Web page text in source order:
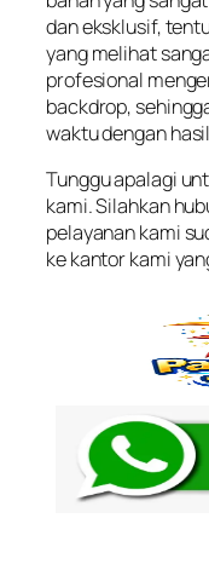
dan eksklusif,
yang melihat
profesional
backdrop,
waktu dengan
Tunggu apalagi
kami. Silahkan
pelayanan kami
ke kantor kami